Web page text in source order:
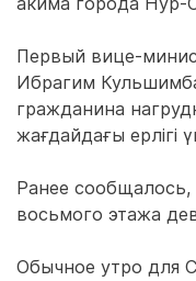
Первый вице-
Ибрагим
гражданина
жағдайдағы ерлігі
Ранее
восьмого этажа
Обычное утро для